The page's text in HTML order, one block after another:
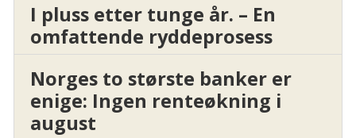
I pluss etter tunge år. – En
omfattende ryddeprosess
Norges to største banker er
enige: Ingen renteøkning i
august